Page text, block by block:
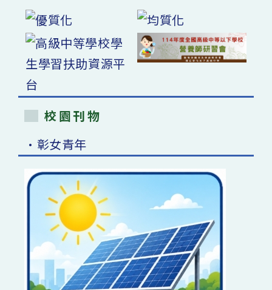
校園刊物
•彰女青年